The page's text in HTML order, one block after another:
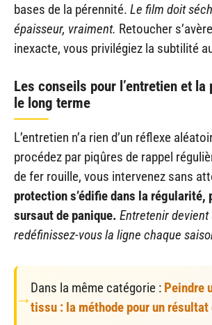
bases de la pérennité. Le film doit
épaisseur, vraiment. Retoucher
inexacte, vous privilégiez la subtilité
Les conseils pour l’entretien et
le long terme
L’entretien n’a rien d’un réflexe
procédez par piqûres de rappel
de fer rouille, vous intervenez sans
protection s’édifie dans la régularité,
sursaut de panique. Entretenir devient
redéfinissez-vous la ligne chaque
Dans la même catégorie : Peindre
tissu : la méthode pour un résultat